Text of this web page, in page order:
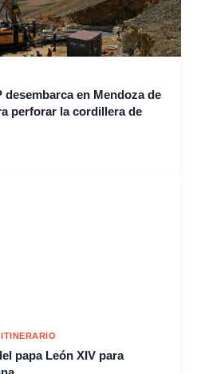
en Mendoza de
perforar la cordillera de
papa León XIV para